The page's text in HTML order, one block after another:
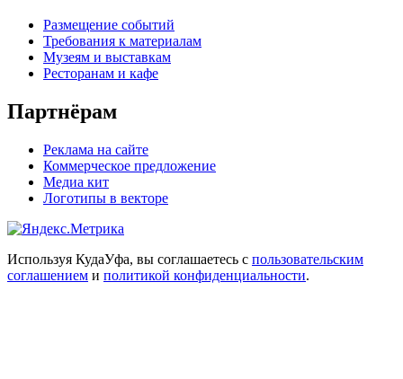
Размещение событий
Требования к материалам
Музеям и выставкам
Ресторанам и кафе
Партнёрам
Реклама на сайте
Коммерческое предложение
Медиа кит
Логотипы в векторе
Используя КудаУфа, вы соглашаетесь с пользовательским
соглашением и политикой конфиденциальности.